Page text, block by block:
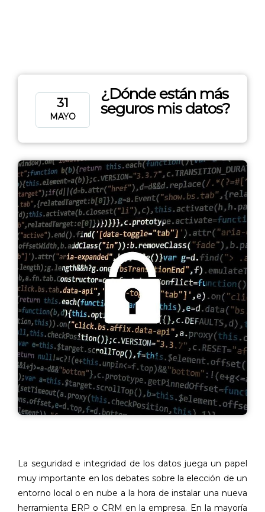
31
MAYO
¿Dónde están más
seguros mis datos?
La seguridad e integridad de los datos juega un papel
muy importante en los debates sobre la elección de un
entorno local o en nube a la hora de instalar una nueva
herramienta ERP o CRM en la empresa. En la mayoría